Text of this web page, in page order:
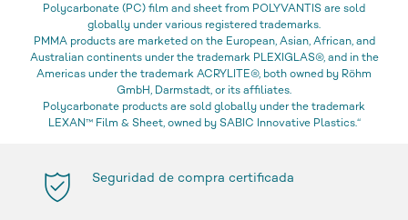
Polycarbonate (PC) film and sheet from POLYVANTIS are sold
globally under various registered trademarks.
PMMA products are marketed on the European, Asian, African, and
Australian continents under the trademark PLEXIGLAS®, and in the
Americas under the trademark ACRYLITE®, both owned by Röhm
GmbH, Darmstadt, or its affiliates.
Polycarbonate products are sold globally under the trademark
LEXAN™ Film & Sheet, owned by SABIC Innovative Plastics.“
Seguridad de compra certificada